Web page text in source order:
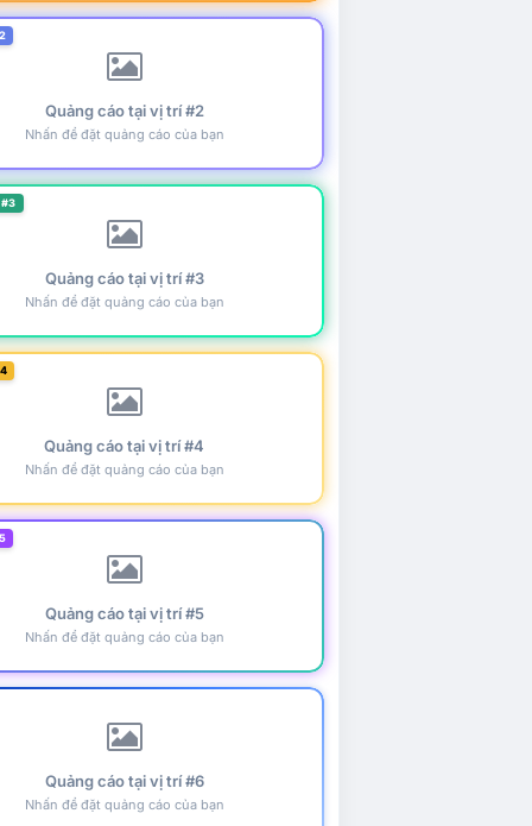
Quảng cáo tại vị trí #2
Nhấn để đặt quảng cáo của bạn
Quảng cáo tại vị trí #3
Nhấn để đặt quảng cáo của bạn
Quảng cáo tại vị trí #4
Nhấn để đặt quảng cáo của bạn
Quảng cáo tại vị trí #5
Nhấn để đặt quảng cáo của bạn
Quảng cáo tại vị trí #6
Nhấn để đặt quảng cáo của bạn